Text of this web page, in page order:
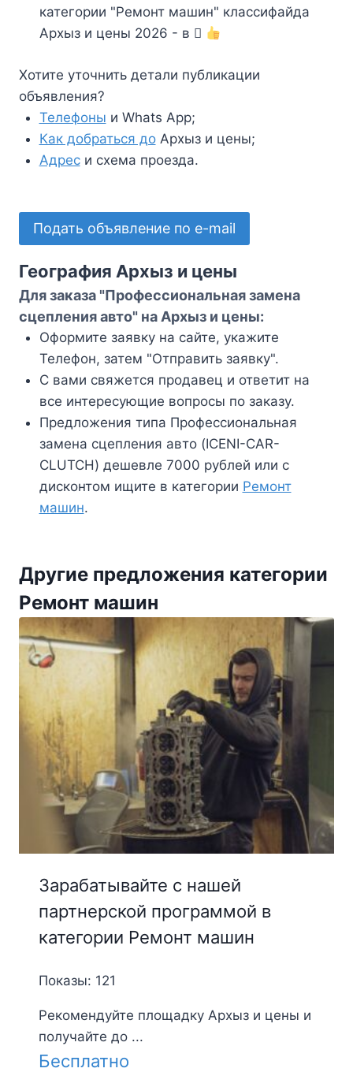
категории "Ремонт машин" классифайда
Архыз и цены 2026 - в
Хотите уточнить детали публикации
объявления?
Телефоны и Whats App;
Как добраться доАрхыз и цены;
Адреси схема проезда.
Подать объявление по e-mail
География Архыз и цены
Для заказа "Профессиональная замена
сцепления авто" на Архыз и цены:
Оформите заявку на сайте, укажите
Телефон, затем "Отправить заявку".
С вами свяжется продавец и ответит на
все интересующие вопросы по заказу.
Предложения типа Профессиональная
замена сцепления авто (ICENI-CAR-
CLUTCH) дешевле 7000 рублей или с
дисконтом ищите в категории Ремонт
машин.
Другие предложения категории
Ремонт машин
Зарабатывайте с нашей
партнерской программой в
категории Ремонт машин
Показы: 121
Рекомендуйте площадку Архыз и цены и
получайте до ...
Бесплатно